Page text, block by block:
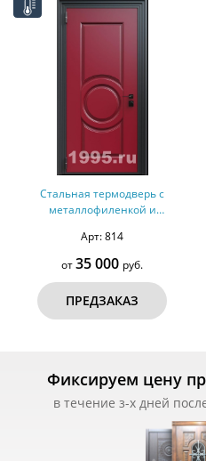
Стальная термодверь с
металлофиленкой и
3004 (тип №1)
Арт: 814
от35 000 руб.
ПРЕДЗАКАЗ
Фиксируем цену
в течение з-х дней